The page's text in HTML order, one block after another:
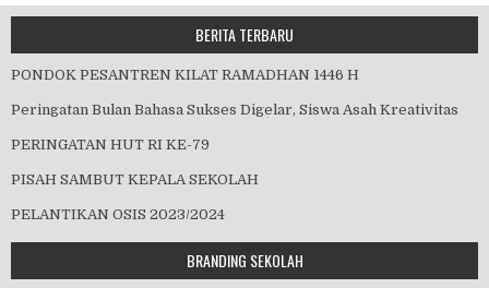
BERITA TERBARU
PONDOK PESANTREN KILAT RAMADHAN 1446 H
Peringatan Bulan Bahasa Sukses Digelar, Siswa Asah Kreativitas
PERINGATAN HUT RI KE-79
PISAH SAMBUT KEPALA SEKOLAH
PELANTIKAN OSIS 2023/2024
BRANDING SEKOLAH